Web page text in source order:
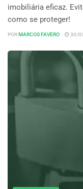
imobiliária eficaz.
como se proteger!
POR MARCOS FAVERO 30/